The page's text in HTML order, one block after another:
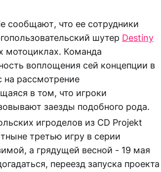
сообщают, что ее сотрудники
шутер Destiny
мотоциклах. Команда
воплощения сей концепции в
на рассмотрение
в том, что игроки
заезды подобного рода.
игроделов из CD Projekt
третью игру в серии
а грядущей весной - 19 мая
переезд запуска проекта